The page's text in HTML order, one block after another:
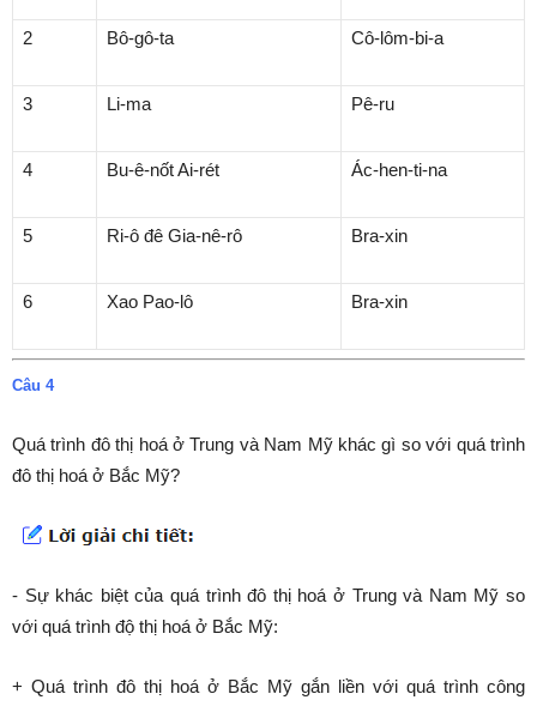
2 Bô-gô-ta Cô-lôm-bi-a
3 Li-ma Pê-ru
4 Bu-ê-nốt Ai-rét Ác-hen-ti-na
5 Ri-ô đê Gia-nê-rô Bra-xin
6 Xao Pao-lô Bra-xin
Câu 4
Quá trình đô thị hoá ở Trung và Nam Mỹ khác gì so với quá trình
đô thị hoá ở Bắc Mỹ?
- Sự khác biệt của quá trình đô thị hoá ở Trung và Nam Mỹ so
với quá trình độ thị hoá ở Bắc Mỹ:
+ Quá trình đô thị hoá ở Bắc Mỹ gắn liền với quá trình công